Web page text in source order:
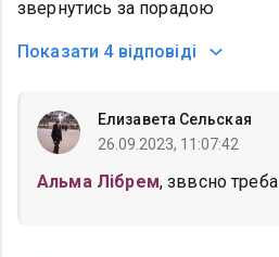
звернутись за порадою
Показати 4 відповіді
Елизавета Сельская
26.09.2023, 11:07:42
Альма Лібрем, зввсно треба